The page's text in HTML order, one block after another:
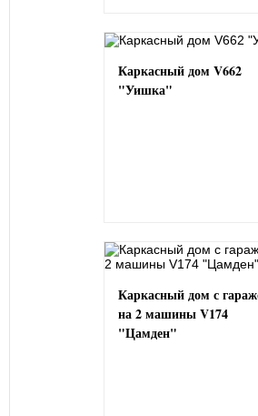
Каркасный дом V662
"Уишка"
Каркасный дом с
на 2 машины V174
"Цамден"